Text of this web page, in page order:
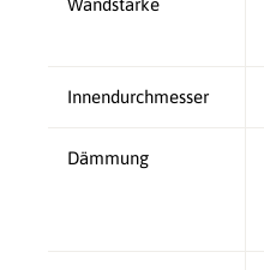
Wandstärke
Innendurchmesser
Dämmung